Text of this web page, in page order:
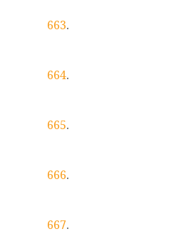
663.
664.
665.
666.
667.